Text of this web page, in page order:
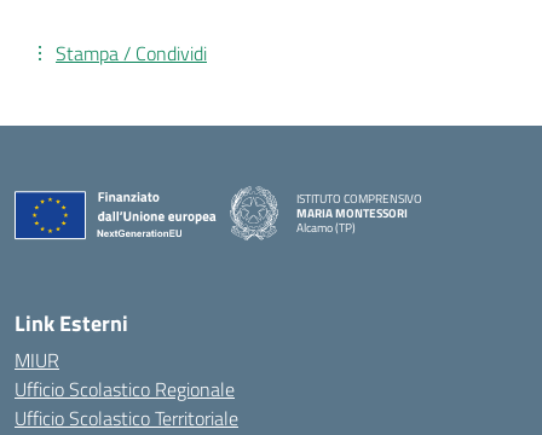
Stampa / Condividi
ISTITUTO COMPRENSIVO
MARIA MONTESSORI
Alcamo (TP)
Link Esterni
MIUR
Ufficio Scolastico Regionale
Ufficio Scolastico Territoriale